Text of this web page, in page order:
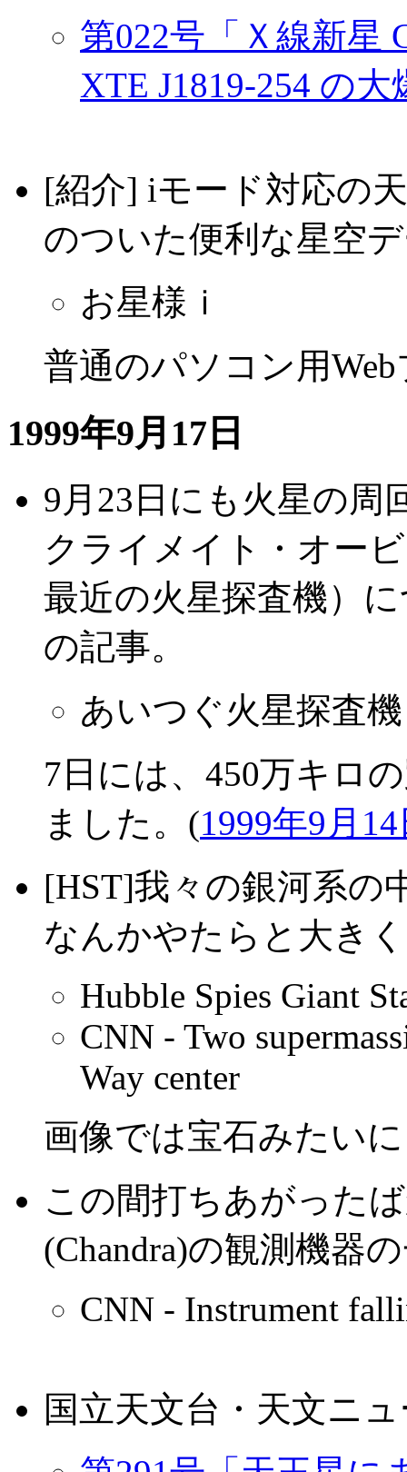
第022号「Ｘ線新星
XTE J1819-254 の大
[紹介] iモード対応の
のついた便利な星空
お星様ｉ
普通のパソコン用
1999年9月17日
9月23日にも火星の周
クライメイト・オー
最近の火星探査機）
の記事。
あいつぐ火星探査機
7日には、450万キロ
ました。(1999年9月
[HST]我々の銀河系の
なんかやたらと大き
Hubble Spies Giant
CNN - Two
Way center
画像では宝石みたい
この間打ちあがった
(Chandra)の観測機器
CNN - Instrument
国立天文台・天文ニ